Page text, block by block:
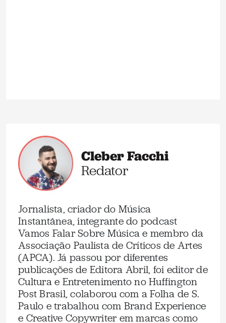
Cleber Facchi
Redator
Jornalista, criador do Música
Instantânea, integrante do podcast
Vamos Falar Sobre Música e membro da
Associação Paulista de Críticos de Artes
(APCA). Já passou por diferentes
publicações de Editora Abril, foi editor de
Cultura e Entretenimento no Huffington
Post Brasil, colaborou com a Folha de S.
Paulo e trabalhou com Brand Experience
e Creative Copywriter em marcas como